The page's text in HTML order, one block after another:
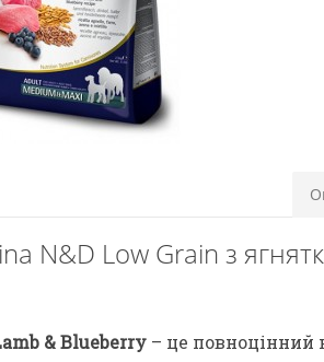
N&D Low Grain з
& Blueberry – це повноцінний